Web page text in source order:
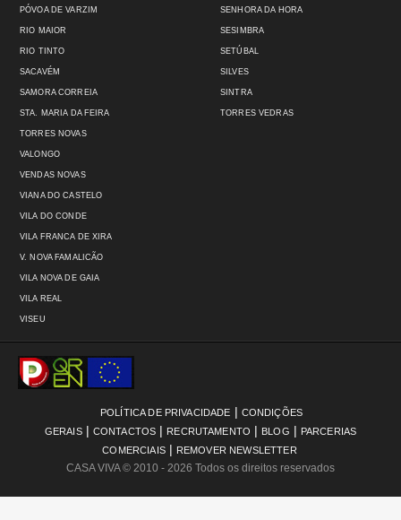
PÓVOA DE VARZIM
RIO MAIOR
RIO TINTO
SACAVÉM
SAMORA CORREIA
STA. MARIA DA FEIRA
SENHORA DA HORA
SESIMBRA
SETÚBAL
SILVES
SINTRA
TORRES VEDRAS
TORRES NOVAS
VALONGO
VENDAS NOVAS
VIANA DO CASTELO
VILA DO CONDE
VILA FRANCA DE XIRA
V. NOVA FAMALICÃO
VILA NOVA DE GAIA
VILA REAL
VISEU
POLÍTICA DE PRIVACIDADE | CONDIÇÕES
GERAIS | CONTACTOS | RECRUTAMENTO | BLOG | PARCERIAS
COMERCIAIS | REMOVER NEWSLETTER
CASA VIVA© 2010 - 2026 Todos os direitos reservados